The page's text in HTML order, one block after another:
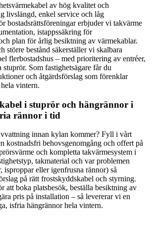
av hög kvalitet och
livslängd, enkel service och låg
bostadsrättsföreningar erbjuder vi takvärme
istappssäkring för
plan för årlig besiktning av värmekablar.
större bestånd säkerställer vi skalbara
flerbostadshus – med prioritering av entréer,
Som fastighetsägare får du
och åtgärdsförslag som förenklar
vintern.
i stuprör och hängrännor i
rännor i tid
innan kylan kommer? Fyll i vårt
kostnadsfri behovsgenomgång och offert på
och kompletta takvärmesystem i
takmaterial och var problemen
isproppar eller igenfrusna rännor) så
på rätt frostskyddskabel och styrning.
att boka platsbesök, beställa besiktning av
pris på installation – så levererar vi en
isfria hängrännor hela vintern.